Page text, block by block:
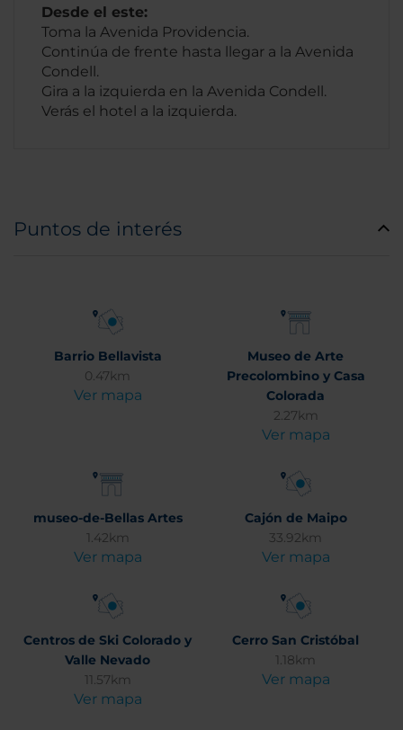
Desde el este:
Toma la Avenida Providencia.
Continúa de frente hasta llegar a la Avenida
Condell.
Gira a la izquierda en la Avenida Condell.
Verás el hotel a la izquierda.
Puntos de interés
Barrio Bellavista
0.47km
Ver mapa
Museo de Arte
Precolombino y Casa
Colorada
2.27km
Ver mapa
museo-de-Bellas Artes
1.42km
Ver mapa
Cajón de Maipo
33.92km
Ver mapa
Centros de Ski Colorado y
Valle Nevado
11.57km
Ver mapa
Cerro San Cristóbal
1.18km
Ver mapa